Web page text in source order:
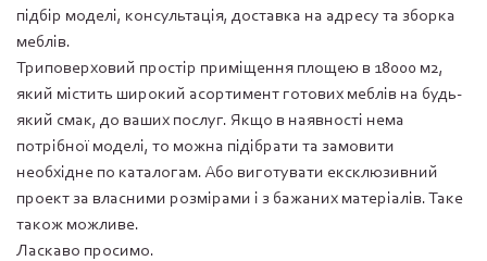
підбір моделі, консультація, доставка на адресу та зборка
меблів.
Триповерховий простір приміщення площею в 18000 м2,
який містить широкий асортимент готових меблів на будь-
який смак, до ваших послуг. Якщо в наявності нема
потрібної моделі, то можна підібрати та замовити
необхідне по каталогам. Або виготувати ексклюзивний
проект за власними розмірами і з бажаних матеріалів. Таке
також можливе.
Ласкаво просимо.